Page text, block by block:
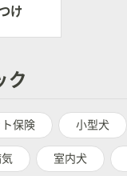
け
ク
ト保険 小型犬
室内犬